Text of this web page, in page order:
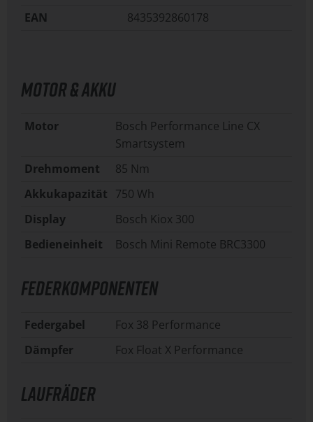
EAN
8435392860178
MOTOR & AKKU
Motor
Bosch Performance Line CX
Smartsystem
Drehmoment
85 Nm
Akkukapazität 750 Wh
Display
Bosch Kiox 300
Bedieneinheit
Bosch Mini Remote BRC3300
FEDERKOMPONENTEN
Federgabel
Fox 38 Performance
Dämpfer
Fox Float X Performance
LAUFRÄDER